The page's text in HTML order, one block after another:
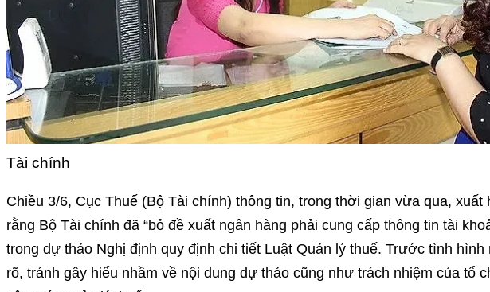
Tài chính
Chiều 3/6, Cục Thuế (Bộ Tài chính) thông tin, trong thời gian vừa qua, xuất
rằng Bộ Tài chính đã “bỏ đề xuất ngân hàng phải cung cấp thông tin tài
trong dự thảo Nghị định quy định chi tiết Luật Quản lý thuế. Trước tình hình
rõ, tránh gây hiểu nhầm về nội dung dự thảo cũng như trách nhiệm của tổ